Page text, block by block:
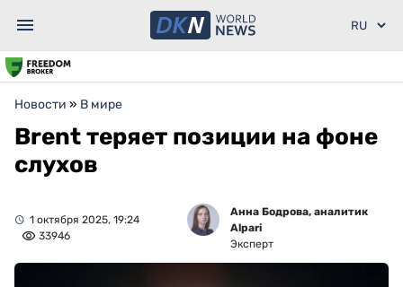
Новости » В мире
Brent теряет позиции на фоне
слухов
1 октября 2025, 19:24
33946
Анна Бодрова, аналитик
Alpari
Эксперт